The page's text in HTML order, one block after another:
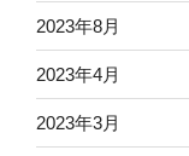
2023年8月
2023年4月
2023年3月